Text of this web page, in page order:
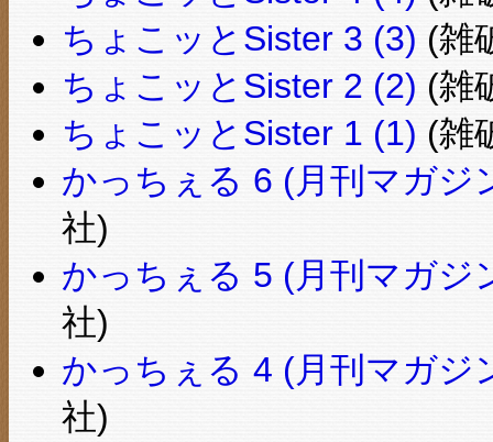
ちょこッとSister 3 (3) (雑
ちょこッとSister 2 (2) (雑
ちょこッとSister 1 (1) (雑
かっちぇる 6 (月刊マガジ
社)
かっちぇる 5 (月刊マガジ
社)
かっちぇる 4 (月刊マガジ
社)